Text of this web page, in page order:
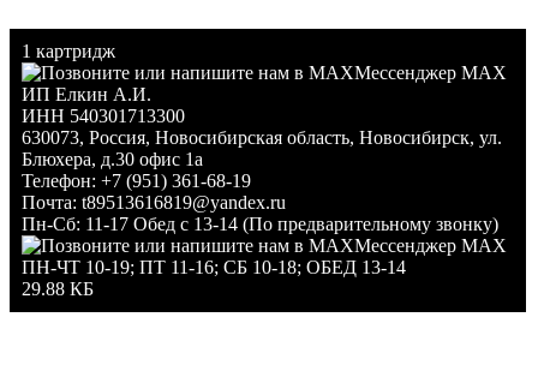
1 картридж
Мессенджер MAX
ИП Елкин А.И.
ИНН 540301713300
630073, Россия, Новосибирская область, Новосибирск, ул.
Блюхера, д.30 офис 1а
Телефон: +7 (951) 361-68-19
Почта: t89513616819@yandex.ru
Пн-Сб: 11-17 Обед с 13-14 (По предварительному звонку)
Мессенджер MAX
ПН-ЧТ 10-19; ПТ 11-16; СБ 10-18; ОБЕД 13-14
29.88 КБ